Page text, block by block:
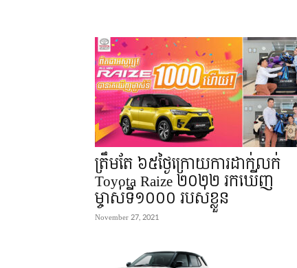
ត្រឹមតែ ៦៥ថ្ងៃក្រោយការដាក់លក់
Toyota Raize ២០២២ រកឃើញ
ម្ចាស់ទី១០០០ របស់ខ្លួន
November 27, 2021